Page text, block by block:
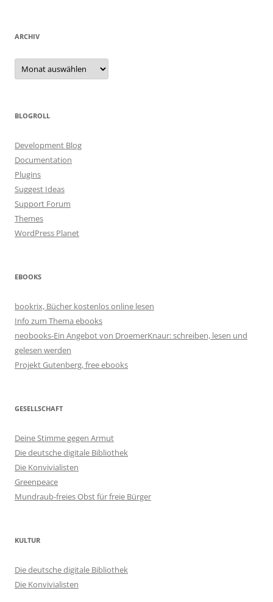
ARCHIV
Archiv
BLOGROLL
Development Blog
Documentation
Plugins
Suggest Ideas
Support Forum
Themes
WordPress Planet
EBOOKS
bookrix, Bücher kostenlos online lesen
Info zum Thema ebooks
neobooks-Ein Angebot von DroemerKnaur: schreiben, lesen und
gelesen werden
Projekt Gutenberg, free ebooks
GESELLSCHAFT
Deine Stimme gegen Armut
Die deutsche digitale Bibliothek
Die Konvivialisten
Greenpeace
Mundraub-freies Obst für freie Bürger
KULTUR
Die deutsche digitale Bibliothek
Die Konvivialisten